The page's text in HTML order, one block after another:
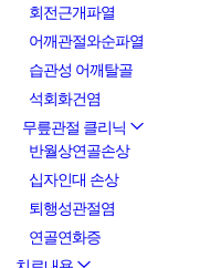
회전근개파열
어깨관절와순파열
습관성 어깨탈골
석회화건염
무릎관절 클리닉
반월상연골손상
십자인대 손상
퇴행성관절염
연골연화증